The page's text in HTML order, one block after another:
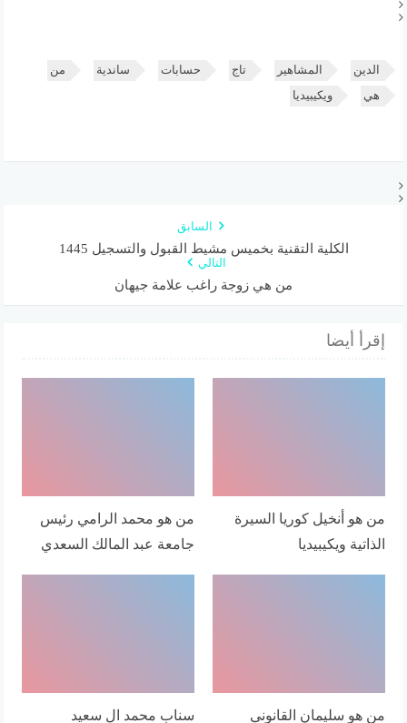
الدين المشاهير تاج حسابات ساندية من
هي ويكيبيديا
السابق
الكلية التقنية بخميس مشيط القبول والتسجيل 1445
التالي
من هي زوجة راغب علامة جيهان
إقرأ أيضا
من هو أنخيل كوريا السيرة
الذاتية ويكيبيديا
من هو محمد الرامي رئيس
جامعة عبد المالك السعدي
من هو سليمان القانوني
سناب محمد ال سعيد